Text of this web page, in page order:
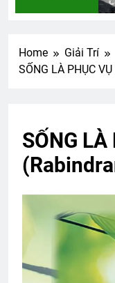
2
2
Home
Giải Trí
SỐNG LÀ PHỤC
SỐNG LÀ